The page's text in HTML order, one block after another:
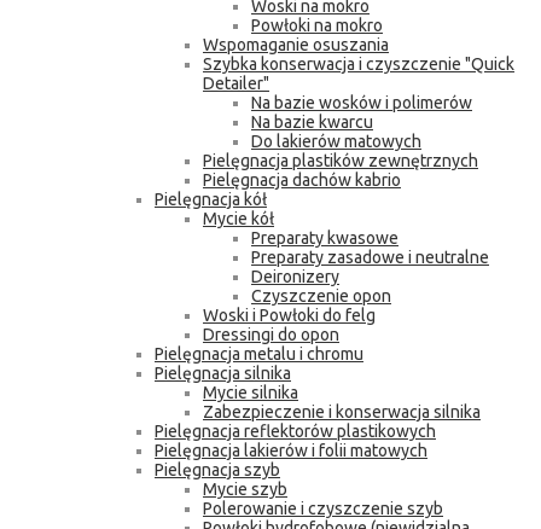
Woski na mokro
Powłoki na mokro
Wspomaganie osuszania
Szybka konserwacja i czyszczenie "Quick
Detailer"
Na bazie wosków i polimerów
Na bazie kwarcu
Do lakierów matowych
Pielęgnacja plastików zewnętrznych
Pielęgnacja dachów kabrio
Pielęgnacja kół
Mycie kół
Preparaty kwasowe
Preparaty zasadowe i neutralne
Deironizery
Czyszczenie opon
Woski i Powłoki do felg
Dressingi do opon
Pielęgnacja metalu i chromu
Pielęgnacja silnika
Mycie silnika
Zabezpieczenie i konserwacja silnika
Pielęgnacja reflektorów plastikowych
Pielęgnacja lakierów i folii matowych
Pielęgnacja szyb
Mycie szyb
Polerowanie i czyszczenie szyb